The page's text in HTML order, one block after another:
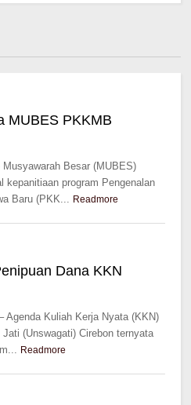
MUBES PKKMB
Besar (MUBES)
kepanitiaan program Pengenalan
Baru (PKK... Readmore
Dana KKN
Agenda Kuliah Kerja Nyata (KKN)
(Unswagati) Cirebon ternyata
Readmore